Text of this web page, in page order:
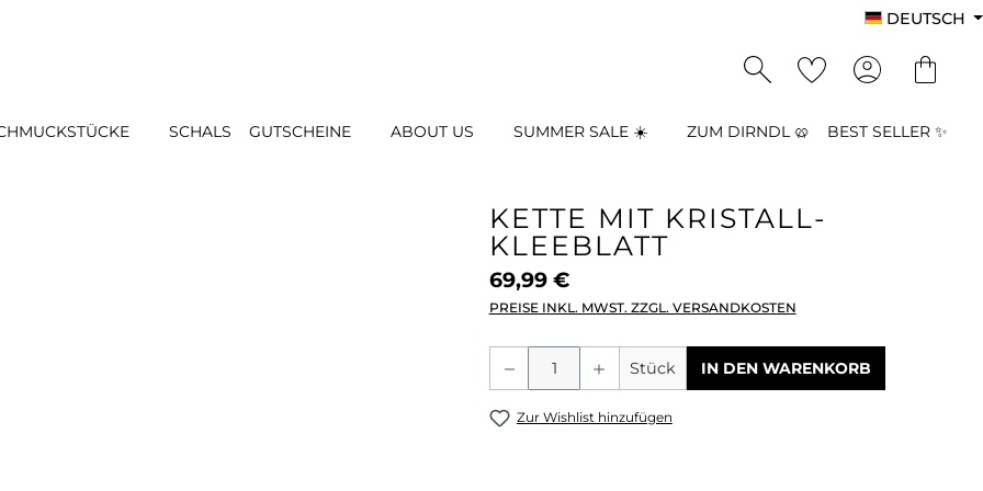
DEUTSCH
SCHALS GUTSCHEINE ABOUT US SUMMER SALE ☀️ ZUM DIRNDL 🥨 BEST SELLER ✨
KETTE MIT KRISTALL-
KLEEBLATT
69,99 €
PREISE INKL. MWST. ZZGL. VERSANDKOSTEN
Produkt Anzahl: Gib den
Stück IN DEN WARENKORB
Zur Wishlist hinzufügen